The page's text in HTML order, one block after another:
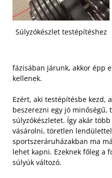
Súlyzókészlet testépítéshez
fázisában járunk, akkor épp
kellenek.
Ezért, aki testépítésbe kezd,
beszerezni egy jó minőségű,
súlyzókészletet. Így akár
vásárolni, töretlen
sportszeráruházakban ma
lehet kapni. Ezeknek főleg a
súlyúk változó.